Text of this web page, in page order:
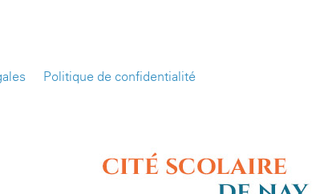
Politique de confidentialité